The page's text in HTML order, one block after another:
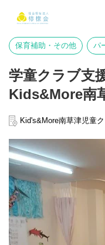
保育補助・その他 パ
学童クラブ支
Kids&More南
Kid's&More南草津児童